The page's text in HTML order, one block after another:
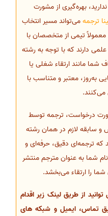
بهره‌گیری از مشورت
ترجمهمی‌تواند مسیر انتخاب
معمولاً تیمی از متخصصان با
دارند که با توجه به رشته
شما مانند ارتقاء شغلی یا
به‌روز، معتبر و متناسب با
می‌کنند.
درخواست، ترجمه توسط
سابقه لازم در همان رشته
که ترجمه‌ای دقیق، حرفه‌ای و
شما به عنوان مترجم منتشر
را ارتقاء می‌بخشد.
از طریق لینک زیر اقدام
تماس، ایمیل و شبکه های